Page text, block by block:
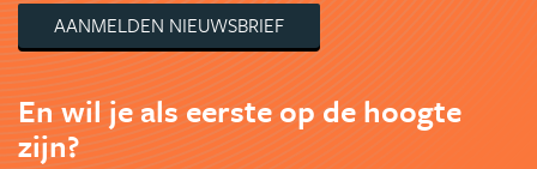
AANMELDEN NIEUWSBRIEF
En wil je als eerste op de hoogte
zijn?